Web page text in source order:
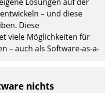
– und diese
Diese
viele Möglichkeiten für
– auch als Software-as-a-
nichts